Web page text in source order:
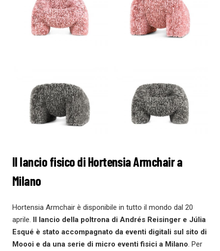
Il lancio fisico di Hortensia Armchair a
Milano
Hortensia Armchair è disponibile in tutto il mondo dal 20
aprile. Il lancio della poltrona di Andrés Reisinger e Júlia
Esqué è stato accompagnato da eventi digitali sul sito di
Moooi e da una serie di micro eventi fisici a Milano . Per